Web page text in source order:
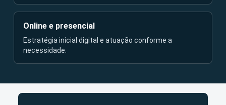
Online e presencial
Estratégia inicial digital e atuação conforme a
necessidade.